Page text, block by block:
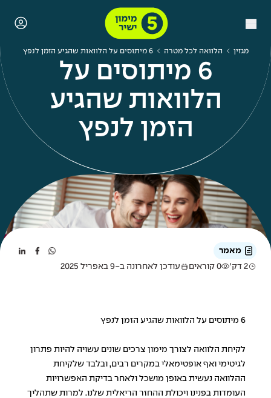
מגזין הלוואה לכל מטרה 6 מיתוסים על הלוואות שהגיע הזמן לנפץ
6 מיתוסים על
הלוואות שהגיע
הזמן לנפץ
מאמר
2 דק'
0 קוראים עודכן לאחרונה ב-9 באפריל 2025
6 מיתוסים על הלוואות שהגיע הזמן לנפץ
לקיחת הלוואה לצורך מימון צרכים שונים עשויה להיות פתרון
לגיטימי ואף אופטימאלי במקרים רבים, ובלבד שלקיחת
ההלוואה נעשית באופן מושכל ולאחר בדיקת האפשרויות
העומדות בפנינו ויכולת ההחזר הריאלית שלנו. למרות שתהליך